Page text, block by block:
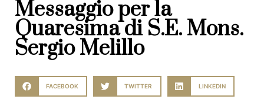
Messaggio per la
Quaresima di S.E. Mons.
Sergio Melillo
FACEBOOK TWITTER LINKEDIN